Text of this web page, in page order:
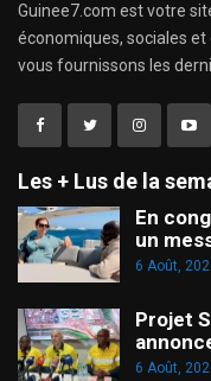
Guinee7.com est votre
économiques, sociales et
vous fournissons les
Les + Lus de la
En
un
6 Août,
Projet
6 Août,